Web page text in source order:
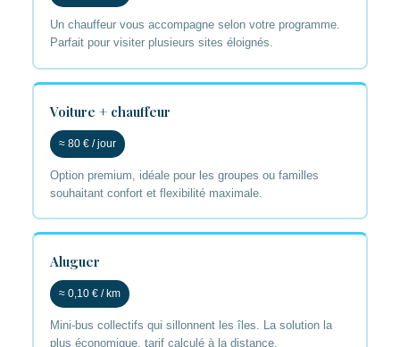
Un chauffeur vous accompagne selon votre programme.
Parfait pour visiter plusieurs sites éloignés.
Voiture + chauffeur
≈ 80 € / jour
Option premium, idéale pour les groupes ou familles
souhaitant confort et flexibilité maximale.
Aluguer
≈ 0,10 € / km
Mini-bus collectifs qui sillonnent les îles. La solution la
plus économique, tarif calculé à la distance.